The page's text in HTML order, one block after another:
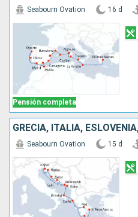
Pensión completa
Seabourn Ovation 16 d
Seabourn Ovation 15 d